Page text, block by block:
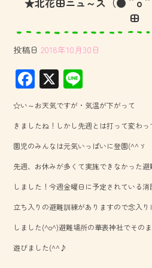
田
投稿日 2018年10月30日
F
ac
e
b
o
ok
X
ne
☆い～お天気ですが・気温が下がって
きましたね！しかし先週とは打って変わっ
園児のみんなは元気いっぱいに登園(^^ゞ
先週、お休みが多くて実施できなかった避
しました！今週金曜日に予定されている消
立ち入りの避難訓練がありますので念入り
しました(^o^)避難場所の華表神社でその
遊びました(^^♪